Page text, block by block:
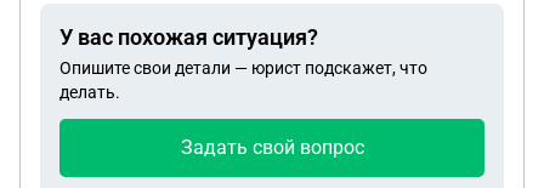
она написала доверенность, что я ее доверенное
лицо. Затем меня попросили зайти в сбербанк,
там взяли мои даные паспорта. Открыли мне
перевели деньги на счет моей знакомой. Она
У вас похожая ситуация?
Опишите свои детали — юрист подскажет, что
делать.
Задать свой вопрос